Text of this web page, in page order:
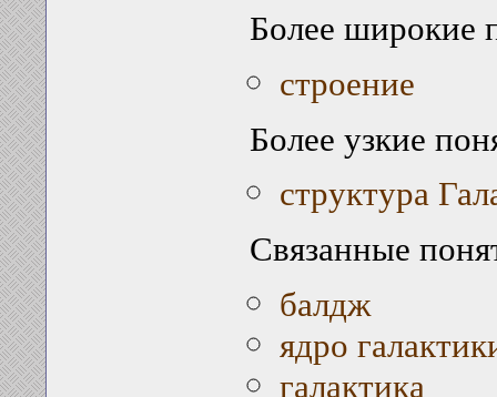
Более широкие
строение
Более узкие
структура
Связанные
балдж
ядро
галактика